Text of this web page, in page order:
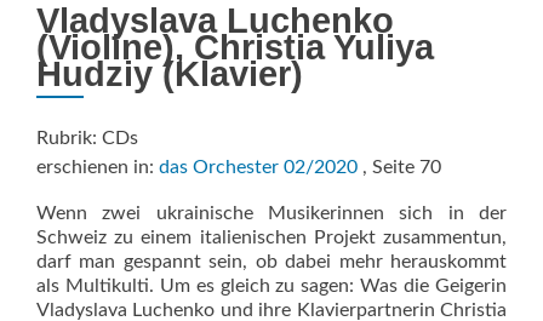
Vladyslava Luchenko
(Violine), Christia Yuliya
Hudziy (Klavier)
Rubrik: CDs
erschienen in: das Orchester 02/2020 , Seite 70
Wenn zwei ukrainische Musikerinnen sich in der
Schweiz zu einem italienischen Projekt zusammentun,
darf man gespannt sein, ob dabei mehr herauskommt
als Multikulti. Um es gleich zu sagen: Was die Geigerin
Vladyslava Luchenko und ihre Klavierpartnerin Christia